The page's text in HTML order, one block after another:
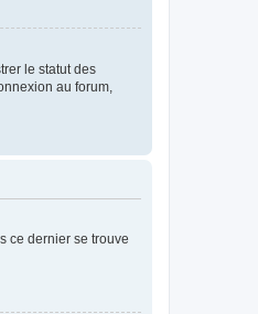
le statut des
au forum,
ce dernier se trouve